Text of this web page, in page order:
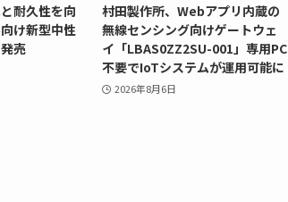
耐久性を向
け新型中性
売
村田製作所、Webアプリ内蔵の
無線センシング向けゲートウェ
イ「LBAS0ZZ2SU-001」専用PC
不要でIoTシステムが運用可能に
2026年8月6日